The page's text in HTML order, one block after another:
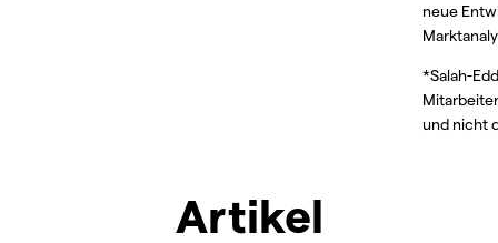
neue
*Salah-
und nicht
Artikel